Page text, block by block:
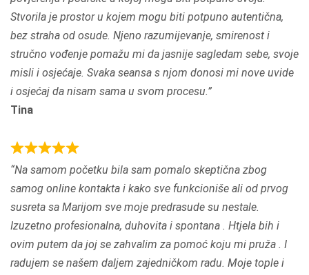
e
d
5
.
0
o
o
f
5
Stvorila je prostor u kojem mogu biti potpuno autentična,
bez straha od osude. Njeno razumijevanje, smirenost i
stručno vođenje pomažu mi da jasnije sagledam sebe, svoje
misli i osjećaje. Svaka seansa s njom donosi mi nove uvide
i osjećaj da nisam sama u svom procesu.
Tina
R
a
t
e
d
5
.
Na samom početku bila sam pomalo skeptična zbog
samog online kontakta i kako sve funkcioniše ali od prvog
susreta sa Marijom sve moje predrasude su nestale.
Izuzetno profesionalna, duhovita i spontana . Htjela bih i
ovim putem da joj se zahvalim za pomoć koju mi pruža . I
radujem se našem daljem zajedničkom radu. Moje tople i